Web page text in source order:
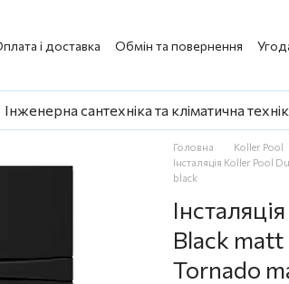
і доставка Обмін та повернення
Інженерна сантехніка та кліматична
Головна
Koller Pool
Інсталяція Koller Pool
black
Black matt
Tornado